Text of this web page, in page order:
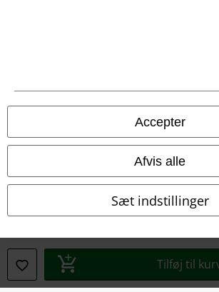
Accepter
Afvis alle
Sæt indstillinger
Tilføj til
Bortskaffelse af affald og miljøbeskyttelse
Overensstemmelseserklæring
Oplysninger om tilgængelighed
Bekræft annullering
Alle priser er inkl. moms. Oplyst leveringstid er
garanteret.